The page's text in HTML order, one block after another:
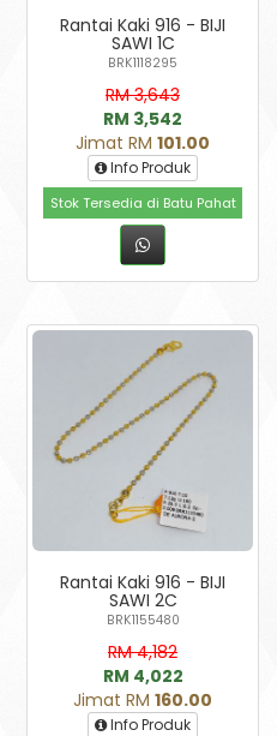
Rantai Kaki 916 - BIJI
SAWI 1C
BRK1118295
RM 3,643
RM 3,542
Jimat RM 101.00
Info Produk
Stok Tersedia di Batu Pahat
Rantai Kaki 916 - BIJI
SAWI 2C
BRK1155480
RM 4,182
RM 4,022
Jimat RM 160.00
Info Produk